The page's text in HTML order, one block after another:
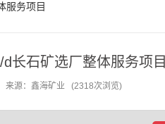
服务项目
长石矿选厂整体服务项目
来源：鑫海矿业 (2318次浏览)